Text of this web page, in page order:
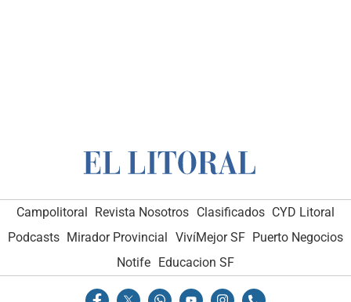
Campolitoral Revista Nosotros Clasificados CYD Litoral
Podcasts Mirador Provincial VivíMejor SF Puerto Negocios
Notife Educacion SF